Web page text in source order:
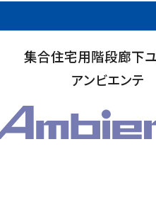
集合住宅用階段廊下
アンビエンテ